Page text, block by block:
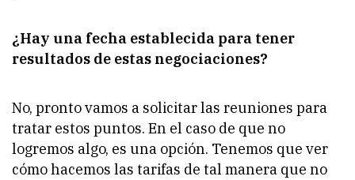
¿Hay una fecha establecida para tener
resultados de estas negociaciones?
No, pronto vamos a solicitar las reuniones para
tratar estos puntos. En el caso de que no
logremos algo, es una opción. Tenemos que ver
cómo hacemos las tarifas de tal manera que no